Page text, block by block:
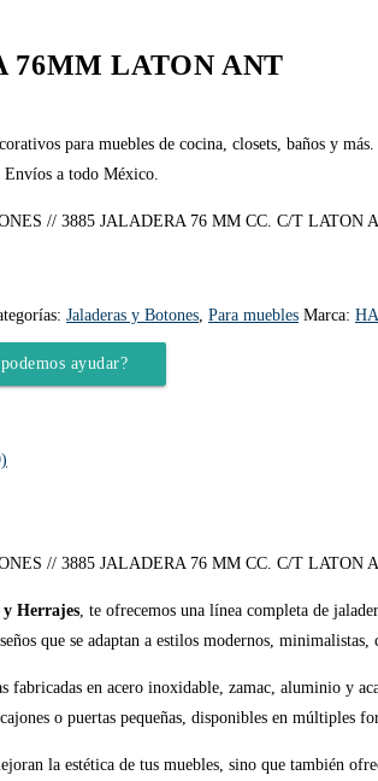
76MM LATON ANT
para muebles de cocina, closets, baños y
Envíos a todo México.
// 3885 JALADERA 76 MM CC. C/T LATON
Jaladeras y Botones Para muebles Marca:
ayudar?
// 3885 JALADERA 76 MM CC. C/T LATON
Herrajes, te ofrecemos una línea completa de
que se adaptan a estilos modernos, minimalistas,
fabricadas en acero inoxidable, zamac, aluminio y
o puertas pequeñas, disponibles en múltiples
la estética de tus muebles, sino que también